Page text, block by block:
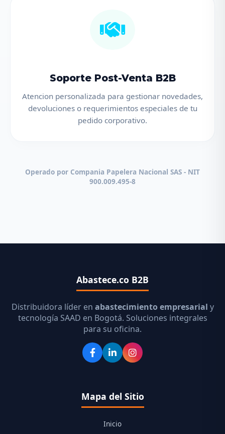
Soporte Post-Venta B2B
Atencion personalizada para gestionar novedades,
devoluciones o requerimientos especiales de tu
pedido corporativo.
Operado por Compania Papelera Nacional SAS - NIT
900.009.495-8
Abastece.co B2B
Distribuidora líder en abastecimiento empresarial y
tecnología SAAD en Bogotá. Soluciones integrales
para su oficina.
Mapa del Sitio
Inicio